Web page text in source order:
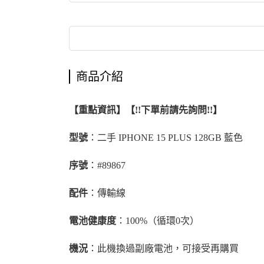
商品介紹
【重點資訊】【!!下單前請先詢問!!】
型號 ：二手 IPHONE 15 PLUS 128GB 藍色
序號 ：#89867
配件 ：傳輸線
電池健康度 ：100%（循環0次）
機況 ：此機換過副廠電池，可接受再購買